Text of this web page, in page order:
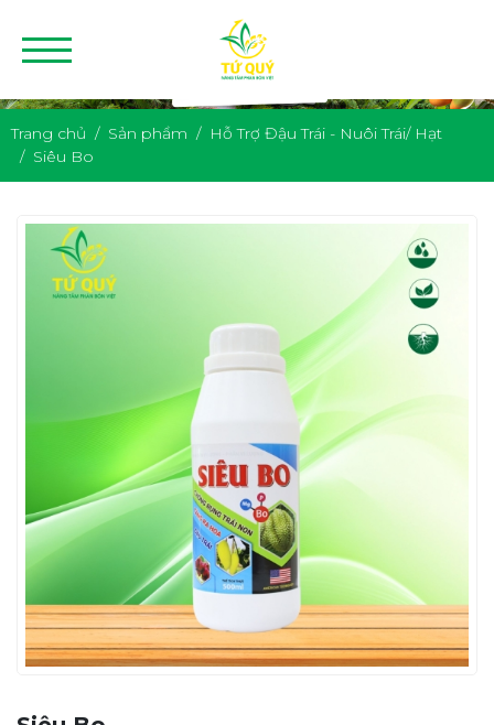
Trang chủ Sản phẩm
Hỗ Trợ Đậu Trái - Nuôi Trái/ Hạt
Siêu Bo